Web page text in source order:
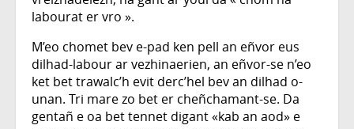
labourat er vro ».
M’eo chomet bev e-pad ken pell an eñvor eus
dilhad-labour ar vezhinaerien, an eñvor-se n’eo
ket bet trawalc’h evit derc’hel bev an dilhad o-
unan. Tri mare zo bet er cheñchamant-se. Da
gentañ e oa bet tennet digant «kab an aod» e